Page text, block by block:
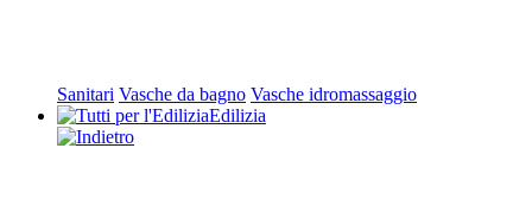
Sanitari Vasche da bagno Vasche idromassaggio
Edilizia